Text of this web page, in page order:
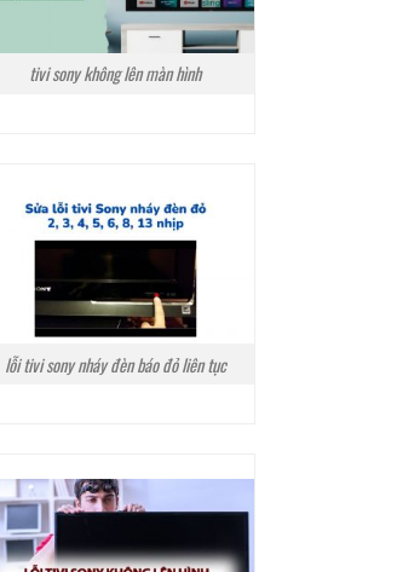
tivi sony không lên màn hình
lỗi tivi sony nháy đèn báo đỏ liên tục